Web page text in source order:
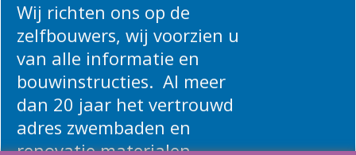
Wij richten ons op de
zelfbouwers, wij voorzien u
van alle informatie en
bouwinstructies. Al meer
dan 20 jaar het vertrouwd
adres zwembaden en